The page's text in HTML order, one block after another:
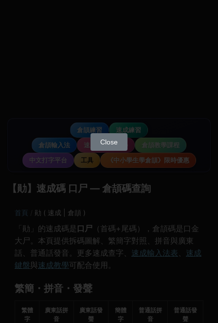
倉頡練習
速成練習
倉頡輸入法
速成輸入法教學
倉頡教學課程
中文打字平台
工具 《中小學生學倉頡》限時優惠
【勛】速成碼 口尸 — 倉頡碼查詢
首頁 勛 ( 速成 | 倉頡 )
「勛」的速成碼是 口尸 （首碼+尾碼），倉頡碼是口金
大尸。本頁提供拆碼圖解、繁簡字對照、拼音與廣東
話、普通話發音。更多速成查字、 速成輸入法表、 速成
鍵盤與速成教學可配合使用。
繁簡・拼音・發聲
繁體
字
廣東話拼
音
廣東話發
聲
簡體
字
普通話拼
音
普通話發
聲
Close